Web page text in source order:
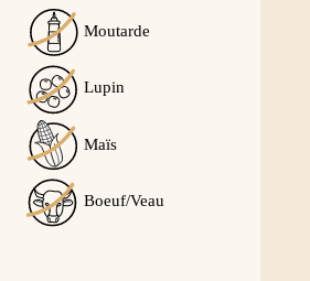
Moutarde
Lupin
Maïs
Boeuf/Veau